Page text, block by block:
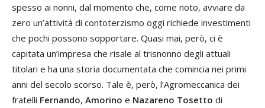
spesso ai nonni, dal momento che, come noto, avviare da
zero un’attività di contoterzismo oggi richiede investimenti
che pochi possono sopportare. Quasi mai, però, ci è
capitata un’impresa che risale al trisnonno degli attuali
titolari e ha una storia documentata che comincia nei primi
anni del secolo scorso. Tale è, però, l’Agromeccanica dei
fratelli Fernando, Amorino e Nazareno Tosetto di